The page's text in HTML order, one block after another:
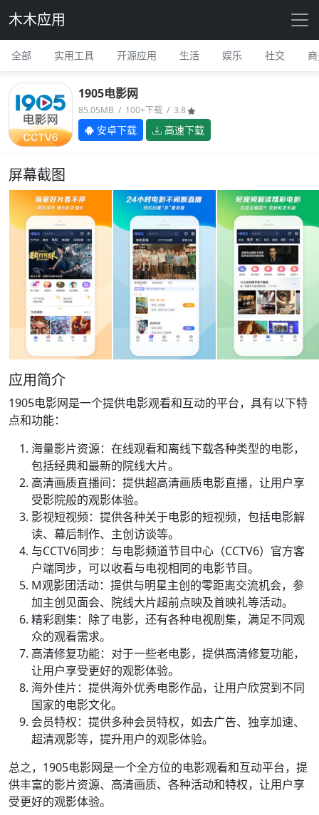
木木应用
全部 实用工具 开源应用 生活 娱乐 社交
1905电影网
85.05MB / 100+下载 / 3.8
安卓下载 高速下载
屏幕截图
应用简介
1905电影网是一个提供电影观看和互动的平台，具有以下特
点和功能：
海量影片资源：在线观看和离线下载各种类型的电影，
包括经典和最新的院线大片。
高清画质直播间：提供超高清画质电影直播，让用户享
受影院般的观影体验。
影视短视频：提供各种关于电影的短视频，包括电影解
读、幕后制作、主创访谈等。
与CCTV6同步：与电影频道节目中心（CCTV6）官方客
户端同步，可以收看与电视相同的电影节目。
M观影团活动：提供与明星主创的零距离交流机会，参
加主创见面会、院线大片超前点映及首映礼等活动。
精彩剧集：除了电影，还有各种电视剧集，满足不同观
众的观看需求。
高清修复功能：对于一些老电影，提供高清修复功能，
让用户享受更好的观影体验。
海外佳片：提供海外优秀电影作品，让用户欣赏到不同
国家的电影文化。
会员特权：提供多种会员特权，如去广告、独享加速、
超清观影等，提升用户的观影体验。
总之，1905电影网是一个全方位的电影观看和互动平台，提
供丰富的影片资源、高清画质、各种活动和特权，让用户享
受更好的观影体验。